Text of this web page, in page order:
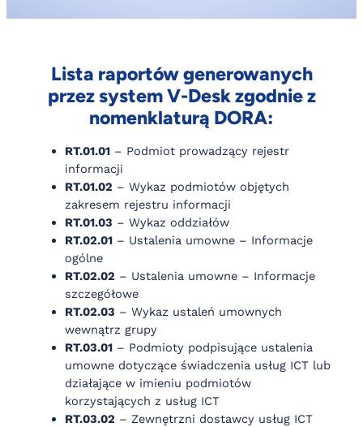
Lista raportów generowanych
przez system V-Desk zgodnie z
nomenklaturą DORA:
RT.01.01 – Podmiot prowadzący rejestr
informacji
RT.01.02 – Wykaz podmiotów objętych
zakresem rejestru informacji
RT.01.03 – Wykaz oddziałów
RT.02.01 – Ustalenia umowne – Informacje
ogólne
RT.02.02 – Ustalenia umowne – Informacje
szczegółowe
RT.02.03 – Wykaz ustaleń umownych
wewnątrz grupy
RT.03.01 – Podmioty podpisujące ustalenia
umowne dotyczące świadczenia usług ICT lub
działające w imieniu podmiotów
korzystających z usług ICT
RT.03.02 – Zewnętrzni dostawcy usług ICT